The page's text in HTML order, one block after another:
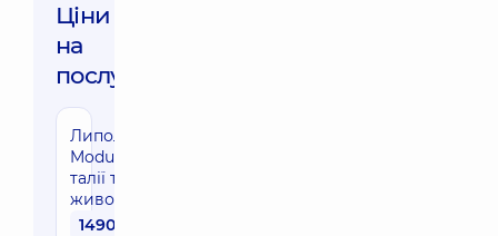
Ціни
на
послуги:
Липоліз
Modula
талії та
живота
1490 грн